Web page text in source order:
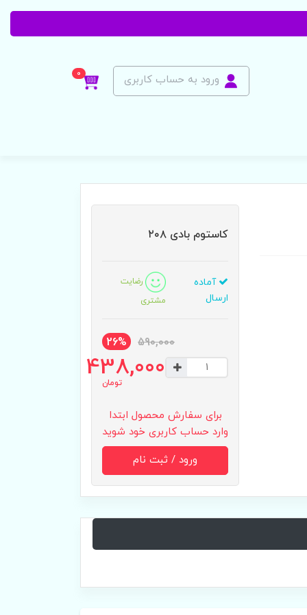
ورود به حساب کاربری 0
کاستوم بادی ۲۰۸
آماده
ارسال
رضایت
مشتری
590,000
26%
438,000
تومان
برای سفارش محصول ابتدا
وارد حساب کاربری خود شوید
ورود / ثبت نام